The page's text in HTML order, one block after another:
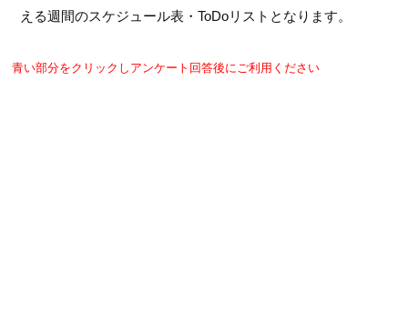
える週間のスケジュール表・ToDoリストとなります。
青い部分をクリックしアンケート回答後にご利用ください